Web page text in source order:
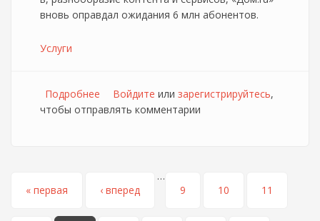
вновь оправдал ожидания 6 млн абонентов.
Услуги
Подробнее о Дом.ру запускает сервис Караоке
Войдите или зарегистрируйтесь,
чтобы отправлять комментарии
Страницы
« первая ‹ вперед
…
9
10 11